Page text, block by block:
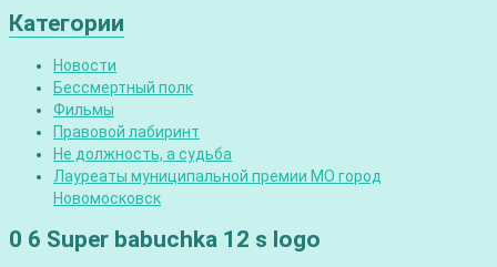
Категории
Новости
Бессмертный полк
Фильмы
Правовой лабиринт
Не должность, а судьба
Лауреаты муниципальной премии МО город
Новомосковск
0 6 Super babuchka 12 s logo